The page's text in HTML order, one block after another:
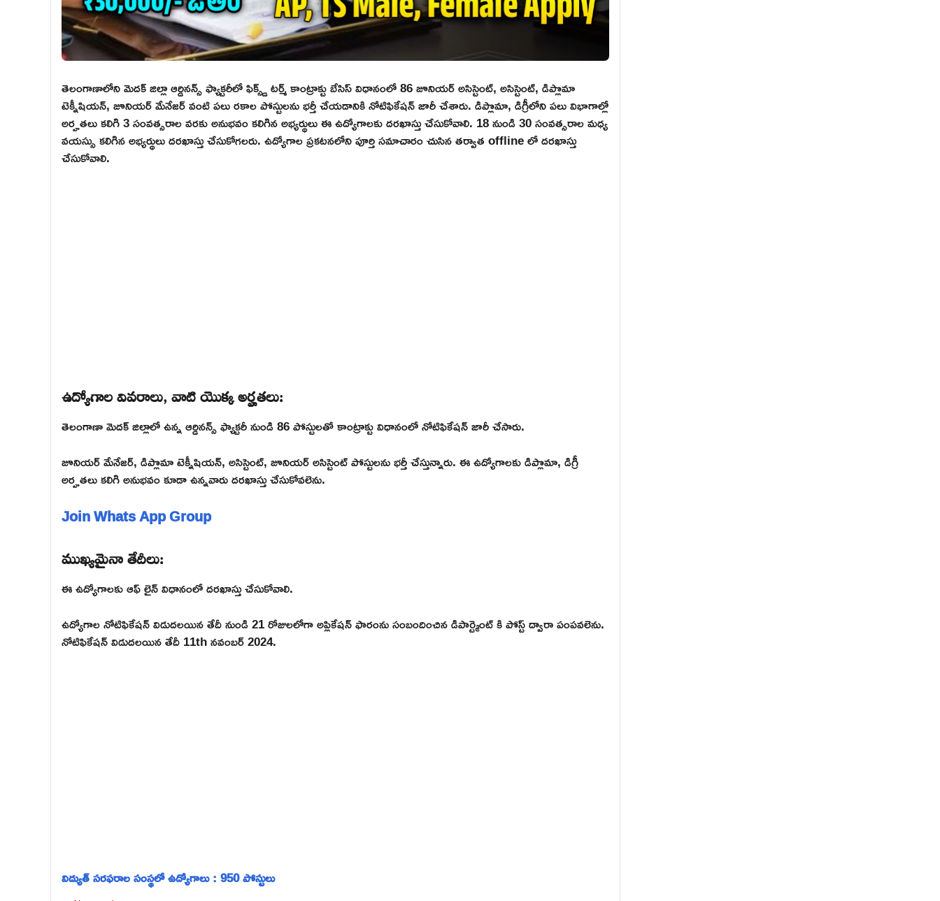
తెలంగాణాలోని మెదక్ జిల్లా ఆర్డినన్స్ ఫ్యాక్టరీలో ఫిక్స్డ్ టర్మ్ కాంట్రాక్టు బేసిస్ విధానంలో 86 జూనియర్ అసిస్టెంట్, అసిస్టెంట్, డిప్లొమా
టెక్నీషియన్, జూనియర్ మేనేజర్ వంటి పలు రకాల పోస్టులను భర్తీ చేయడానికి నోటిఫికేషన్ జారీ చేశారు. డిప్లొమా, డిగ్రీలోని పలు విభాగాల్లో
అర్హతలు కలిగి 3 సంవత్సరాల వరకు అనుభవం కలిగిన అభ్యర్థులు ఈ ఉద్యోగాలకు దరఖాస్తు చేసుకోవాలి. 18 నుండి 30 సంవత్సరాల మధ్య
వయస్సు కలిగిన అభ్యర్థులు దరఖాస్తు చేసుకోగలరు. ఉద్యోగాల ప్రకటనలోని పూర్తి సమాచారం చుసిన తర్వాత offline లో దరఖాస్తు
చేసుకోవాలి.
ఉద్యోగాల వివరాలు, వాటి యొక్క అర్హతలు:
తెలంగాణా మెదక్ జిల్లాలో ఉన్న ఆర్డినన్స్ ఫ్యాక్టరీ నుండి 86 పోస్టులతో కాంట్రాక్టు విధానంలో నోటిఫికేషన్ జారీ చేసారు.
జూనియర్ మేనేజర్, డిప్లొమా టెక్నీషియన్, అసిస్టెంట్, జూనియర్ అసిస్టెంట్ పోస్టులను భర్తీ చేస్తున్నారు. ఈ ఉద్యోగాలకు డిప్లొమా, డిగ్రీ
అర్హతలు కలిగి అనుభవం కూడా ఉన్నవారు దరఖాస్తు చేసుకోవలెను.
Join Whats App Group
ముఖ్యమైనా తేదీలు:
ఈ ఉద్యోగాలకు ఆఫ్ లైన్ విధానంలో దరఖాస్తు చేసుకోవాలి.
ఉద్యోగాల నోటిఫికేషన్ విడుదలయిన తేదీ నుండి 21 రోజులలోగా అప్లికేషన్ ఫారంను సంబందించిన డిపార్ట్మెంట్ కి పోస్ట్ ద్వారా పంపవలెను.
నోటిఫికేషన్ విడుదలయిన తేదీ 11th నవంబర్ 2024.
విద్యుత్ సరఫరాల సంస్థలో ఉద్యోగాలు : 950 పోస్టులు